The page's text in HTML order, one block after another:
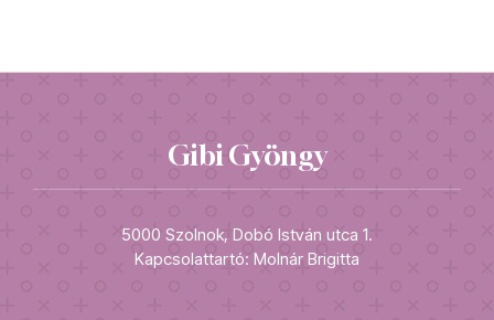
Gibi Gyöngy
5000 Szolnok, Dobó István utca 1.
Kapcsolattartó: Molnár Brigitta